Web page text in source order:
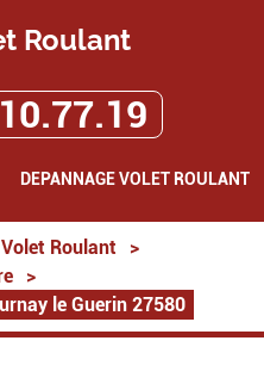
Roulant
DEPANNAGE VOLET ROULANT
Roulant
>
>
le Guerin 27580